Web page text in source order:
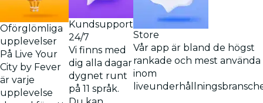
Oförglömliga
upplevelser
På Live Your
City by Fever
är varje
upplevelse
Kundsupport
24/7
Vi finns med
dig alla dagar
dygnet runt
på 11 språk.
Store
Vår app är bland de högst
rankade och mest använda
inom